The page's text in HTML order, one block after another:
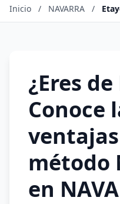
Inicio / NAVARRA /
¿Eres
Conoce
método
en